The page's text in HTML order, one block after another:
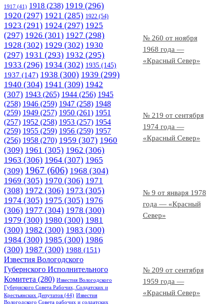
№ 260 от ноября
1968 года —
«Красный Север»
№ 219 от сентября
1974 года —
«Красный Север»
№ 9 от января 1978
года — «Красный
Север»
№ 209 от сентября
1959 года —
«Красный Север»
1917 (41) 1918 (238) 1919 (296)
1920 (297) 1921 (285) 1922 (54)
1923 (291) 1924 (297) 1925
(297) 1926 (301) 1927 (298)
1928 (302) 1929 (302) 1930
(297) 1931 (293) 1932 (295)
1933 (296) 1934 (302) 1935 (145)
1937 (147) 1938 (300) 1939 (299)
1940 (304) 1941 (309) 1942
(307) 1943 (265) 1944 (256) 1945
(258) 1946 (259) 1947 (258) 1948
(259) 1949 (257) 1950 (261) 1951
(257) 1952 (258) 1953 (257) 1954
(259) 1955 (259) 1956 (259) 1957
(256) 1958 (270) 1959 (307) 1960
(309) 1961 (305) 1962 (306)
1963 (306) 1964 (307) 1965
(309) 1967 (606) 1968 (304)
1969 (305) 1970 (306) 1971
(308) 1972 (306) 1973 (305)
1974 (305) 1975 (305) 1976
(306) 1977 (304) 1978 (300)
1979 (300) 1980 (300) 1981
(300) 1982 (300) 1983 (300)
1984 (300) 1985 (300) 1986
(300) 1987 (300) 1988 (151)
Известия Вологодского
Губернского Исполнительного
Комитета (280) Известия Вологодского
Губернского Совета Рабочих, Солдатских и
Крестьянских Депутатов (44) Известия
Вологодского Совета рабочих и солдатских